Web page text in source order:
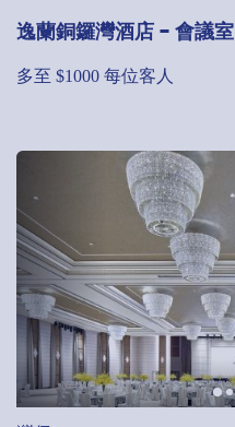
逸蘭銅鑼灣酒店 - 會議室
多至 $1000 每位客人